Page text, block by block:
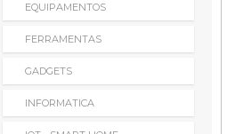
EQUIPAMENTOS
FERRAMENTAS
GADGETS
INFORMATICA